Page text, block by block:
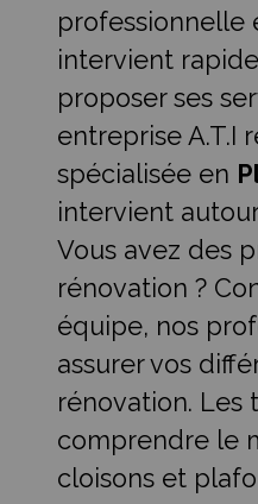
professionnelle
intervient
proposer ses
entreprise A.T.I
spécialisée en
intervient
Vous avez des
rénovation ?
équipe, nos
assurer vos
rénovation. Les
comprendre le
cloisons et